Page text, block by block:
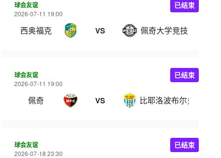
球会友谊
2026-07-11 19:00
西奥福克 VS 佩奇大学竞技
已结束
球会友谊
2026-07-11 19:00
佩奇 VS 比耶洛波布尔多
已结束
球会友谊
2026-07-18 23:30
已结束